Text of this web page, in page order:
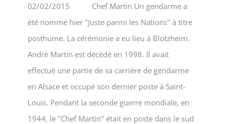
02/02/2015 Chef Martin Un gendarme a
été nommé hier "Juste parmi les Nations" à titre
posthume. La cérémonie a eu lieu à Blotzheim.
André Martin est décédé en 1998. Il avait
effectué une partie de sa carrière de gendarme
en Alsace et occupé son dernier poste à Saint-
Louis. Pendant la seconde guerre mondiale, en
1944, le "Chef Martin" était en poste dans le sud